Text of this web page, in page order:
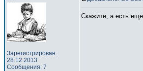
Зарегистрирован:
28.12.2013
Сообщения: 7
Скажите, а есть